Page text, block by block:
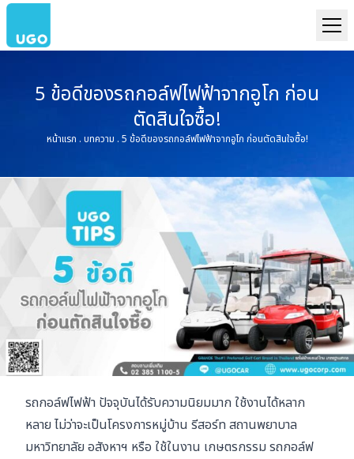
5 ข้อดีของรถกอล์ฟไฟฟ้าจากอูโก ก่อน
ตัดสินใจซื้อ!
หน้าแรก . บทความ . 5 ข้อดีของรถกอล์ฟไฟฟ้าจากอูโก ก่อนตัดสินใจซื้อ!
รถกอล์ฟไฟฟ้า ปัจจุบันได้รับความนิยมมาก ใช้งานได้หลาก
หลาย ไม่ว่าจะเป็นโครงการหมู่บ้าน รีสอร์ท สถานพยาบาล
มหาวิทยาลัย อสังหาฯ หรือ ใช้ในงาน เกษตรกรรม รถกอล์ฟ